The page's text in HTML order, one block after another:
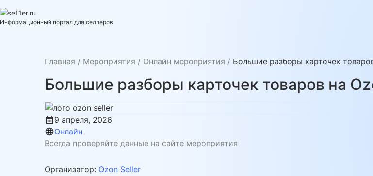
Skip
to
content
se11er.ru
Информационный портал для селлеров
Главная / Мероприятия / Онлайн мероприятия / Большие разборы карточек
Большие разборы карточек товаров на
calendar_month9 апреля, 2026
languageОнлайн
Всегда проверяйте данные на сайте мероприятия
Организатор: Ozon Seller